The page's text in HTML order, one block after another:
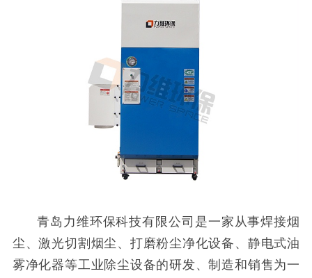
青岛力维环保科技有限公司是一家从事焊接烟
尘、激光切割烟尘、打磨粉尘净化设备、静电式油
雾净化器等工业除尘设备的研发、制造和销售为一